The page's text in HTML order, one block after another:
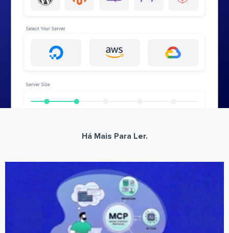
Há Mais Para Ler.